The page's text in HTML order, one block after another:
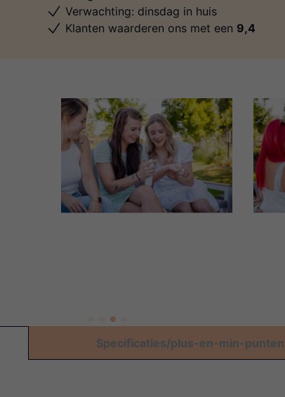
Verwachting: dinsdag in huis
Klanten waarderen ons met een 9,4
Specificaties/plus-en-min-punten